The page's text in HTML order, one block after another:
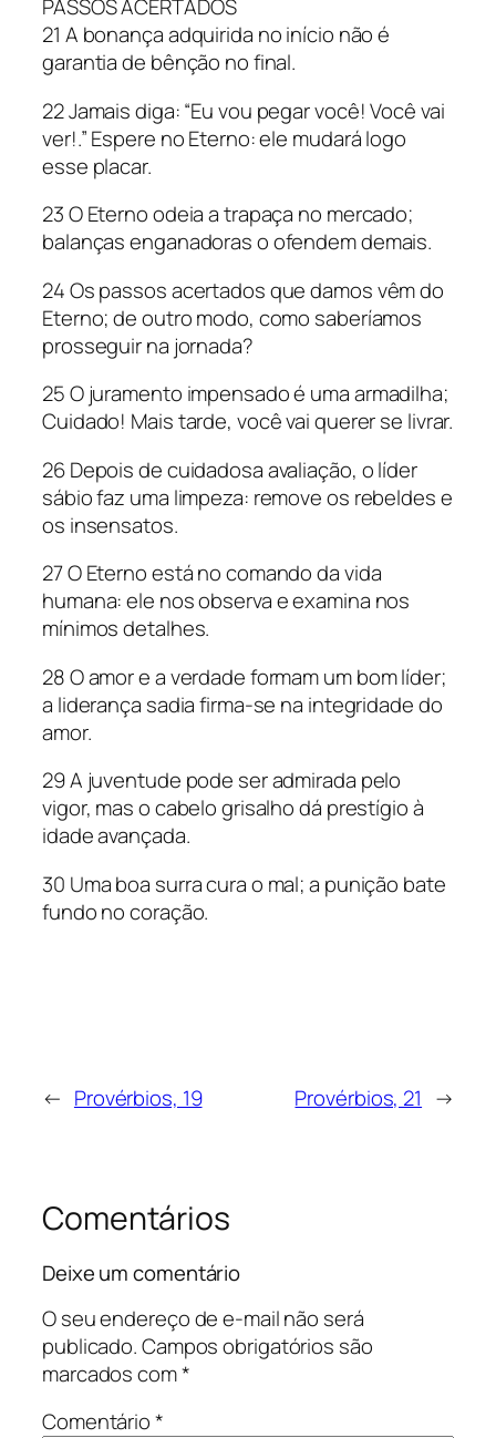
PASSOS ACERTADOS
21 A bonança adquirida no início não é
garantia de bênção no final.
22 Jamais diga: “Eu vou pegar você! Você vai
ver!.” Espere no Eterno: ele mudará logo
esse placar.
23 O Eterno odeia a trapaça no mercado;
balanças enganadoras o ofendem demais.
24 Os passos acertados que damos vêm do
Eterno; de outro modo, como saberíamos
prosseguir na jornada?
25 O juramento impensado é uma armadilha;
Cuidado! Mais tarde, você vai querer se livrar.
26 Depois de cuidadosa avaliação, o líder
sábio faz uma limpeza: remove os rebeldes e
os insensatos.
27 O Eterno está no comando da vida
humana: ele nos observa e examina nos
mínimos detalhes.
28 O amor e a verdade formam um bom líder;
a liderança sadia firma-se na integridade do
amor.
29 A juventude pode ser admirada pelo
vigor, mas o cabelo grisalho dá prestígio à
idade avançada.
30 Uma boa surra cura o mal; a punição bate
fundo no coração.
← Provérbios, 19 Provérbios, 21 →
Comentários
Deixe um comentário
O seu endereço de e-mail não será
publicado.Campos obrigatórios são
marcados com*
Comentário*